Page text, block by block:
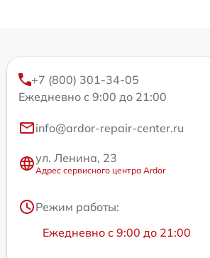
+7 (800) 301-34-05
Ежедневно с 9:00 до 21:00
info@ardor-repair-center.ru
ул. Ленина, 23
Адрес сервисного центра Ardor
Режим работы:
Ежедневно с 9:00 до 21:00